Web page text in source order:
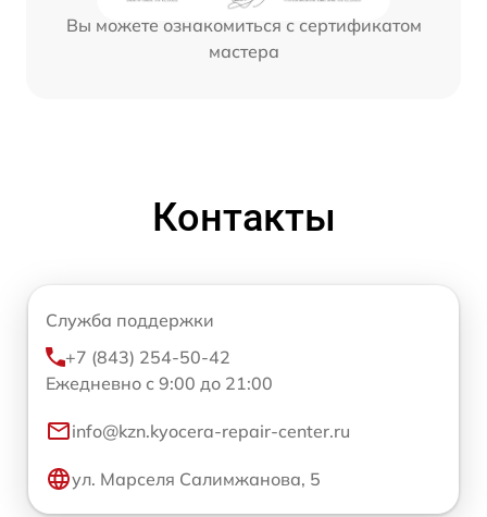
Вы можете ознакомиться с сертификатом
мастера
Контакты
Служба поддержки
+7 (843) 254-50-42
Ежедневно с 9:00 до 21:00
info@kzn.kyocera-repair-center.ru
ул. Марселя Салимжанова, 5